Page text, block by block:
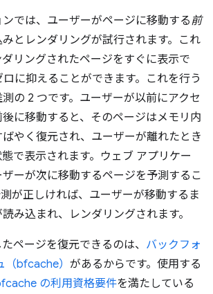
では、ユーザーがページに移動する前
とレンダリングが試行されます。これ
リングされたページをすぐに表示で
ロに抑えることができます。これを行う
の 2 つです。ユーザーが以前にアクセ
に移動すると、そのページはメモリ内
やく復元され、ユーザーが離れたとき
で表示されます。ウェブ アプリケー
ーが次に移動するページを予測するこ
が正しければ、ユーザーが移動するま
み込まれ、レンダリングされます。
ページを復元できるのは、 バックフォ
（bfcache） があるからです。使用する
の利用資格要件を満たしている